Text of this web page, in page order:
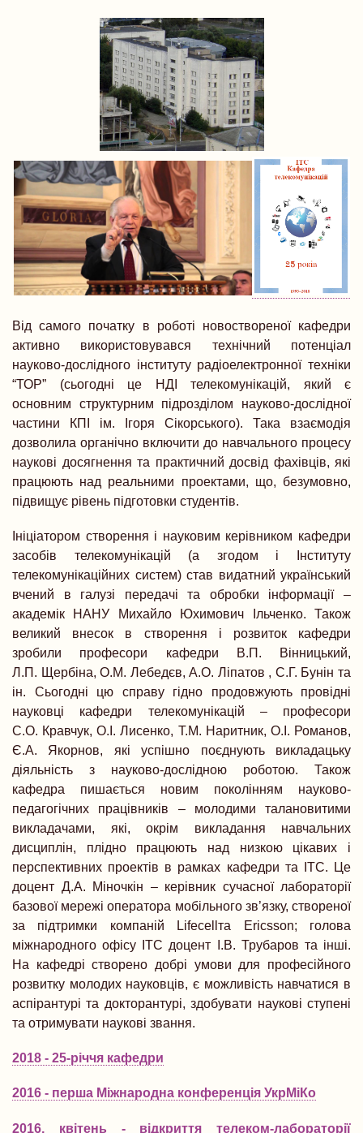
Від самого початку в роботі новоствореної кафедри
активно використовувався технічний потенціал
науково-дослідного інституту радіоелектронної техніки
“ТОР” (сьогодні це НДІ телекомунікацій, який є
основним структурним підрозділом науково-дослідної
частини КПІ ім. Ігоря Сікорського). Така взаємодія
дозволила органічно включити до навчального процесу
наукові досягнення та практичний досвід фахівців, які
працюють над реальними проектами, що, безумовно,
підвищує рівень підготовки студентів.
Ініціатором створення і науковим керівником кафедри
засобів телекомунікацій (а згодом і Інституту
телекомунікаційних систем) став видатний український
вчений в галузі передачі та обробки інформації –
академік НАНУ Михайло Юхимович Ільченко. Також
великий внесок в створення і розвиток кафедри
зробили професори кафедри В.П. Вінницький,
Л.П. Щербіна, О.М. Лебедєв, А.О. Ліпатов , С.Г. Бунін та
ін. Сьогодні цю справу гідно продовжують провідні
науковці кафедри телекомунікацій – професори
С.О. Кравчук, О.І. Лисенко, Т.М. Наритник, О.І. Романов,
Є.А. Якорнов, які успішно поєднують викладацьку
діяльність з науково-дослідною роботою. Також
кафедра пишається новим поколінням науково-
педагогічних працівників – молодими талановитими
викладачами, які, окрім викладання навчальних
дисциплін, плідно працюють над низкою цікавих і
перспективних проектів в рамках кафедри та ІТС. Це
доцент Д.А. Міночкін – керівник сучасної лабораторії
базової мережі оператора мобільного зв’язку, створеної
за підтримки компаній
Lifecellта Ericsson; голова
міжнародного офісу ІТС доцент І.В. Трубаров та інші.
На кафедрі створено добрі умови для професійного
розвитку молодих науковців, є можливість навчатися в
аспірантурі та докторантурі, здобувати наукові ступені
та отримувати наукові звання.
2018 - 25-річчя кафедри
2016 - перша Міжнародна конференція УкрМіКо
2016, квітень - відкриття телеком-лабораторії